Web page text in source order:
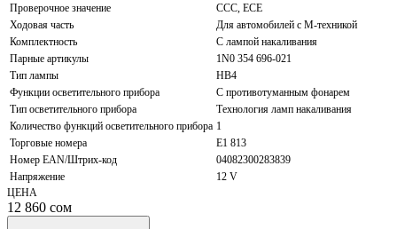
Проверочное значение
CCC, ECE
Ходовая часть
Для автомобилей с М-техникой
Комплектность
С лампой накаливания
Парные артикулы
1N0 354 696-021
Тип лампы
HB4
Функции осветительного прибора
С противотуманным фонарем
Тип осветительного прибора
Технология ламп накаливания
Количество функций осветительного прибора 1
Торговые номера
E1 813
Номер EAN/Штрих-код
04082300283839
Напряжение
12 V
ЦЕНА
12 860 сом